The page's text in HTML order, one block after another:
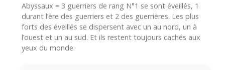
Abyssaux = 3 guerriers de rang N°1 se sont éveillés, 1
durant l’ère des guerriers et 2 des guerrières. Les plus
forts des éveillés se dispersent avec un au nord, un à
l’ouest et un au sud. Et ils restent toujours cachés aux
yeux du monde.